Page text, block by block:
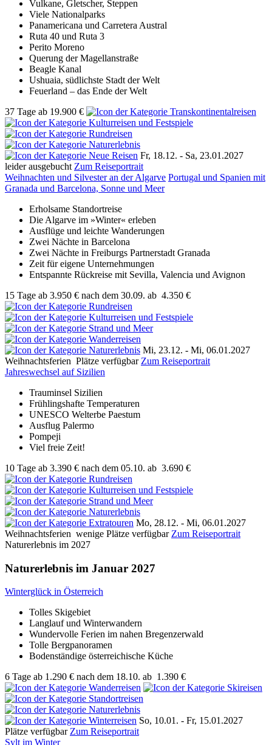
Vulkane, Gletscher, Steppen
Viele Nationalparks
Panamericana und Carretera Austral
Ruta 40 und Ruta 3
Perito Moreno
Querung der Magellanstraße
Beagle Kanal
Ushuaia, südlichste Stadt der Welt
Feuerland – das Ende der Welt
37 Tage ab 19.900 €
Fr, 18.12. - Sa, 23.01.2027
leider ausgebucht Zum Reiseportrait
Weihnachten und Silvester an der Algarve Portugal und Spanien mit
Granada und Barcelona, Sonne und Meer
Erholsame Standortreise
Die Algarve im »Winter« erleben
Ausflüge und leichte Wanderungen
Zwei Nächte in Barcelona
Zwei Nächte in Freiburgs Partnerstadt Granada
Zeit für eigene Unternehmungen
Entspannte Rückreise mit Sevilla, Valencia und Avignon
15 Tage ab 3.950 € nach dem 30.09. ab 4.350 €
Mi, 23.12. - Mi, 06.01.2027
Weihnachtsferien Plätze verfügbar Zum Reiseportrait
Jahreswechsel auf Sizilien
Trauminsel Sizilien
Frühlingshafte Temperaturen
UNESCO Welterbe Paestum
Ausflug Palermo
Pompeji
Viel freie Zeit!
10 Tage ab 3.390 € nach dem 05.10. ab 3.690 €
Mo, 28.12. - Mi, 06.01.2027
Weihnachtsferien wenige Plätze verfügbar Zum Reiseportrait
Naturerlebnis im 2027
Naturerlebnis im Januar 2027
Winterglück in Österreich
Tolles Skigebiet
Langlauf und Winterwandern
Wundervolle Ferien im nahen Bregenzerwald
Tolle Bergpanoramen
Bodenständige österreichische Küche
6 Tage ab 1.290 € nach dem 18.10. ab 1.390 €
So, 10.01. - Fr, 15.01.2027
Plätze verfügbar Zum Reiseportrait
Sylt im Winter